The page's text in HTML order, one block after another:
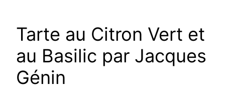
Tarte au Citron Vert et
au Basilic par Jacques
Génin